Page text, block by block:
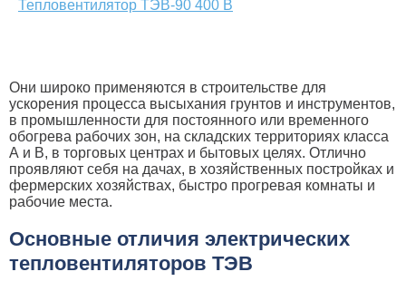
Тепловентилятор ТЭВ-90 400 В
Они широко применяются в строительстве для
ускорения процесса высыхания грунтов и инструментов,
в промышленности для постоянного или временного
обогрева рабочих зон, на складских территориях класса
А и B, в торговых центрах и бытовых целях. Отлично
проявляют себя на дачах, в хозяйственных постройках и
фермерских хозяйствах, быстро прогревая комнаты и
рабочие места.
Основные отличия электрических
тепловентиляторов ТЭВ